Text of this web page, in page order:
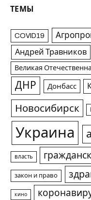
ТЕМЫ
COVID19
Андрей Травников
Великая
ДНР Донбасс
Новосибирск
Украина
власть
закон и право
кино